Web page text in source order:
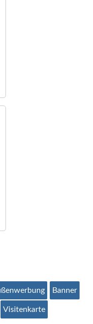
Banner
Visitenkarte